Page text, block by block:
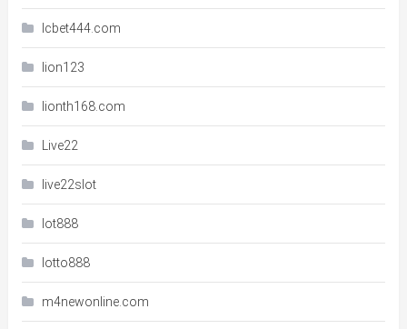
lcbet444.com
lion123
lionth168.com
Live22
live22slot
lot888
lotto888
m4newonline.com